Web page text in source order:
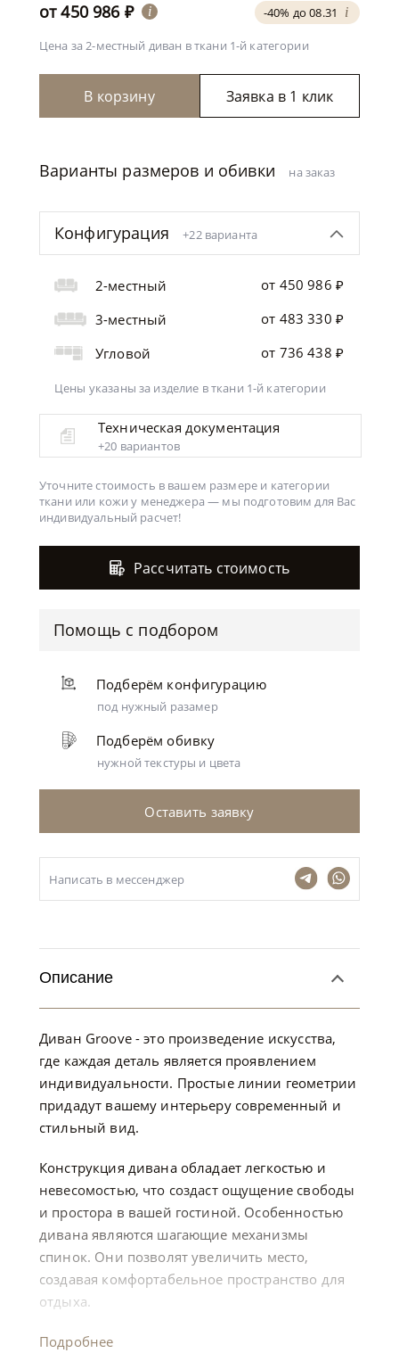
-40% до 08.31 i
от450 986 ₽ i
Цена за 2-местный диван в ткани 1-й категории
В корзину Заявка в 1 клик
Варианты размеров и обивки на заказ
Конфигурация+22 варианта
2-местный
3-местный
Угловой
от 450 986 ₽
от 483 330 ₽
от 736 438 ₽
Цены указаны за изделие в ткани 1-й категории
Техническая документация
+20 вариантов
Уточните стоимость в вашем размере и категории
ткани или кожи у менеджера — мы подготовим для Вас
индивидуальный расчет!
Рассчитать стоимость
Помощь с подбором
Подберём конфигурацию
под нужный разамер
Подберём обивку
нужной текстуры и цвета
Оставить заявку
Написать в мессенджер
Описание
Диван Groove - это произведение искусства,
где каждая деталь является проявлением
индивидуальности. Простые линии геометрии
придадут вашему интерьеру современный и
стильный вид.
Конструкция дивана обладает легкостью и
невесомостью, что создаст ощущение свободы
и простора в вашей гостиной. Особенностью
дивана являются шагающие механизмы
спинок. Они позволят увеличить место,
создавая комфортабельное пространство для
отдыха.
Подробнее